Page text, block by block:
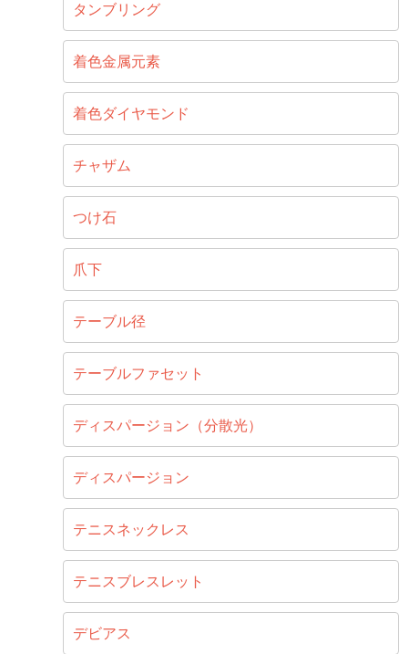
タンブリング
着色金属元素
着色ダイヤモンド
チャザム
つけ石
爪下
テーブル径
テーブルファセット
ディスパージョン（分散光）
ディスパージョン
テニスネックレス
テニスブレスレット
デビアス